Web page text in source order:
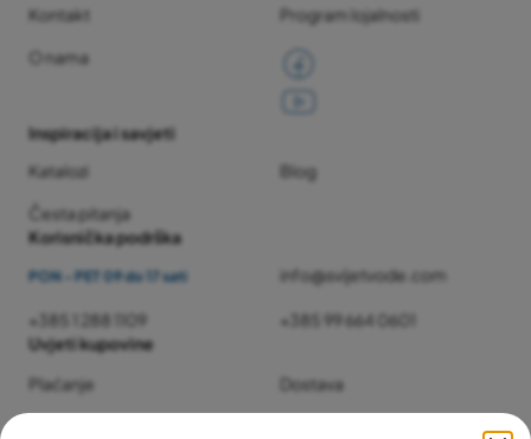
Kontakt
Program lojalnosti
O nama
Inspiracija i savjeti
Katalozi
Blog
Česta pitanja
Korisnička podrška
PON - PET 09 do 17 sati info@svijetvode.com
+385 1 288 1109
+385 99 664 0601
Uvjeti kupovine
Plaćanje
Dostava